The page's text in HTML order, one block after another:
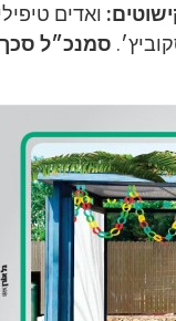
ואדים
סמנכ״ל